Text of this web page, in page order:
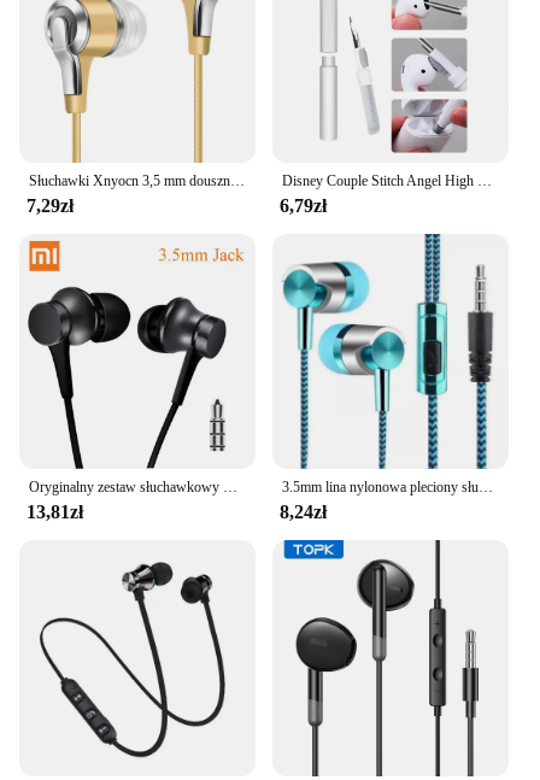
7,29zł 6,79zł
Oryginalny zestaw słuchawkowy Xiaomi Mi tłokowy 3 douszny świeży 3.5mm przewodowy mikrofon muzyczny Stereo do smartfona Huawei Xiaomi
13,81zł
3.5mm lina nylonowa pleciony słuchawki przewodowe sportowe słuchawki douszne słuchawki basowe zestaw słuchawkowy z mikrofonem Stereo słuchawki do muzyki regulacji głośności
8,24zł